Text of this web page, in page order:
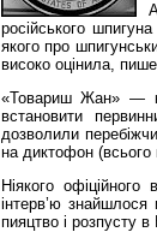
російського
якого про
високо оцінила,
«Товариш Жан» —
встановити
дозволили
на диктофон
Ніякого
інтерв’ю
пияцтво і розпусту